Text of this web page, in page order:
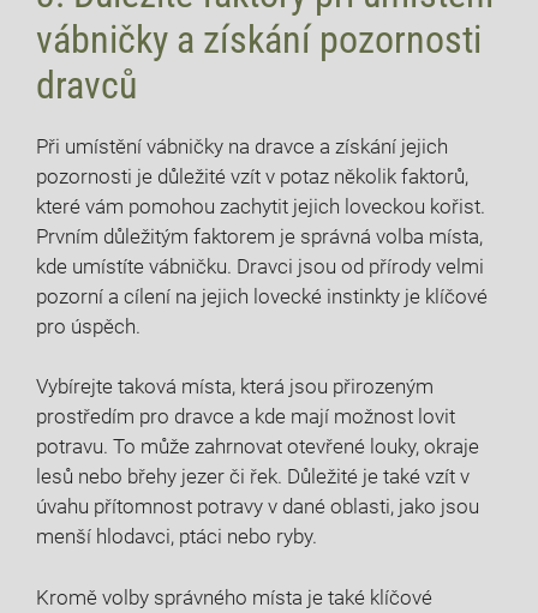
vábničky a získání pozornosti
dravců
Při umístění vábničky na dravce a získání jejich
pozornosti je důležité vzít v potaz několik faktorů,
které vám pomohou zachytit jejich loveckou kořist.
Prvním důležitým faktorem je správná volba místa,
kde umístíte vábničku. Dravci jsou od přírody velmi
pozorní a cílení na jejich lovecké instinkty je klíčové
pro úspěch.
Vybírejte taková místa, která jsou přirozeným
prostředím pro dravce a kde mají možnost lovit
potravu. To může zahrnovat otevřené louky, okraje
lesů nebo břehy jezer či řek. Důležité je také vzít v
úvahu přítomnost potravy v dané oblasti, jako jsou
menší hlodavci, ptáci nebo ryby.
Kromě volby správného místa je také klíčové